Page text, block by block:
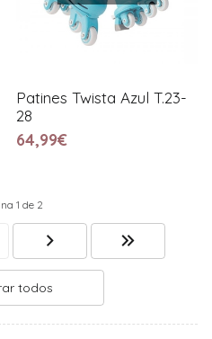
Patines Twista Azul T.23-
28
64,99€
1 de 2
todos